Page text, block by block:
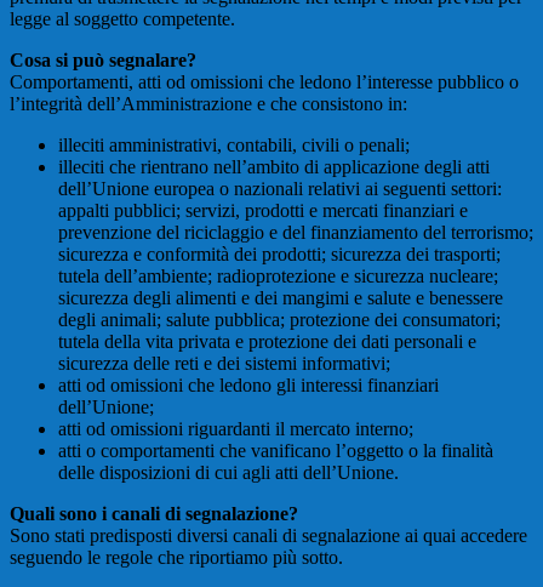
legge al soggetto competente.
Cosa si può segnalare?
Comportamenti, atti od omissioni che ledono l’interesse pubblico o
l’integrità dell’Amministrazione e che consistono in:
illeciti amministrativi, contabili, civili o penali;
illeciti che rientrano nell’ambito di applicazione degli atti
dell’Unione europea o nazionali relativi ai seguenti settori:
appalti pubblici; servizi, prodotti e mercati finanziari e
prevenzione del riciclaggio e del finanziamento del terrorismo;
sicurezza e conformità dei prodotti; sicurezza dei trasporti;
tutela dell’ambiente; radioprotezione e sicurezza nucleare;
sicurezza degli alimenti e dei mangimi e salute e benessere
degli animali; salute pubblica; protezione dei consumatori;
tutela della vita privata e protezione dei dati personali e
sicurezza delle reti e dei sistemi informativi;
atti od omissioni che ledono gli interessi finanziari
dell’Unione;
atti od omissioni riguardanti il mercato interno;
atti o comportamenti che vanificano l’oggetto o la finalità
delle disposizioni di cui agli atti dell’Unione.
Quali sono i canali di segnalazione?
Sono stati predisposti diversi canali di segnalazione ai quai accedere
seguendo le regole che riportiamo più sotto.